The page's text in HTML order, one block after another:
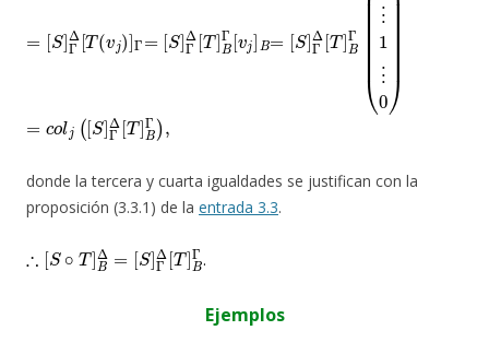
S ]ΓΔ [T( )]Γ ]ΓΔ[T]BΓ [ j] ]ΓΔ[T]BΓ ⋮
j S] ΓΔ T]BΓ
donde la tercera y cuarta igualdades se justifican con la
proposición (3.3.1) de la entrada 3.3.
S ∘ ]B Δ
]ΓΔ T]B
.
Ejemplos